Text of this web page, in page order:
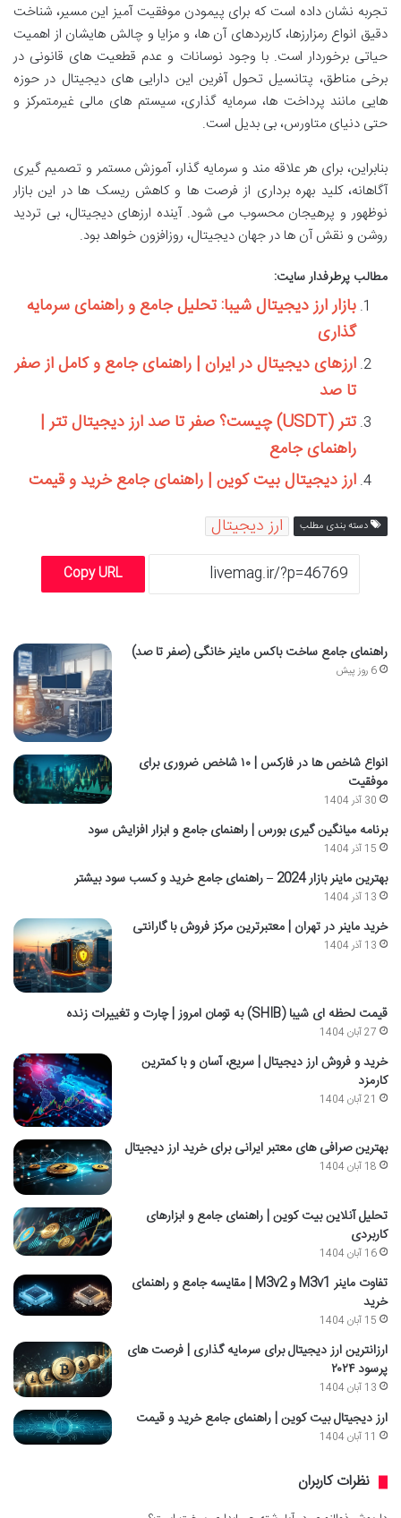
تجربه نشان داده است که برای پیمودن موفقیت آمیز این مسیر، شناخت
دقیق انواع رمزارزها، کاربردهای آن ها، و مزایا و چالش هایشان از اهمیت
حیاتی برخوردار است. با وجود نوسانات و عدم قطعیت های قانونی در
برخی مناطق، پتانسیل تحول آفرین این دارایی های دیجیتال در حوزه
هایی مانند پرداخت ها، سرمایه گذاری، سیستم های مالی غیرمتمرکز و
حتی دنیای متاورس، بی بدیل است.
بنابراین، برای هر علاقه مند و سرمایه گذار، آموزش مستمر و تصمیم گیری
آگاهانه، کلید بهره برداری از فرصت ها و کاهش ریسک ها در این بازار
نوظهور و پرهیجان محسوب می شود. آینده ارزهای دیجیتال، بی تردید
روشن و نقش آن ها در جهان دیجیتال، روزافزون خواهد بود.
مطالب پرطرفدار سایت:
بازار ارز دیجیتال شیبا: تحلیل جامع و راهنمای سرمایه
گذاری
ارزهای دیجیتال در ایران | راهنمای جامع و کامل از صفر
تا صد
تتر (USDT) چیست؟ صفر تا صد ارز دیجیتال تتر |
راهنمای جامع
ارز دیجیتال بیت کوین | راهنمای جامع خرید و قیمت
دسته بندی مطلب ارز دیجیتال
Copy URL
راهنمای جامع ساخت باکس ماینر خانگی (صفر تا صد)
6 روز پیش
انواع شاخص ها در فارکس | ۱۰ شاخص ضروری برای
موفقیت
30 آذر 1404
برنامه میانگین گیری بورس | راهنمای جامع و ابزار افزایش سود
15 آذر 1404
بهترین ماینر بازار 2024 – راهنمای جامع خرید و کسب سود بیشتر
13 آذر 1404
خرید ماینر در تهران | معتبرترین مرکز فروش با گارانتی
13 آذر 1404
قیمت لحظه ای شیبا (SHIB) به تومان امروز | چارت و تغییرات زنده
27 آبان 1404
خرید و فروش ارز دیجیتال | سریع، آسان و با کمترین
کارمزد
21 آبان 1404
بهترین صرافی های معتبر ایرانی برای خرید ارز دیجیتال
18 آبان 1404
تحلیل آنلاین بیت کوین | راهنمای جامع و ابزارهای
کاربردی
16 آبان 1404
تفاوت ماینر M3v1 و M3v2 | مقایسه جامع و راهنمای
خرید
15 آبان 1404
ارزانترین ارز دیجیتال برای سرمایه گذاری | فرصت های
پرسود ۲۰۲۴
13 آبان 1404
ارز دیجیتال بیت کوین | راهنمای جامع خرید و قیمت
11 آبان 1404
نظرات کاربران